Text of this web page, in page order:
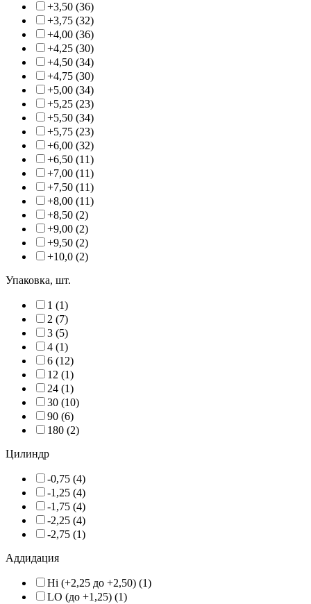
+3,50 (36)
+3,75 (32)
+4,00 (36)
+4,25 (30)
+4,50 (34)
+4,75 (30)
+5,00 (34)
+5,25 (23)
+5,50 (34)
+5,75 (23)
+6,00 (32)
+6,50 (11)
+7,00 (11)
+7,50 (11)
+8,00 (11)
+8,50 (2)
+9,00 (2)
+9,50 (2)
+10,0 (2)
Упаковка, шт.
1 (1)
2 (7)
3 (5)
4 (1)
6 (12)
12 (1)
24 (1)
30 (10)
90 (6)
180 (2)
Цилиндр
-0,75 (4)
-1,25 (4)
-1,75 (4)
-2,25 (4)
-2,75 (1)
Аддидация
Hi (+2,25 до +2,50) (1)
LO (до +1,25) (1)